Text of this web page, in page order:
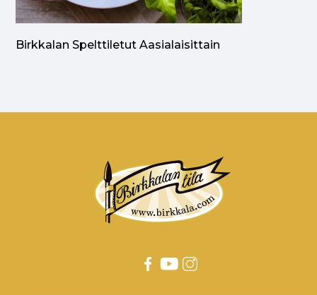
Birkkalan Spelttiletut Aasialaisittain